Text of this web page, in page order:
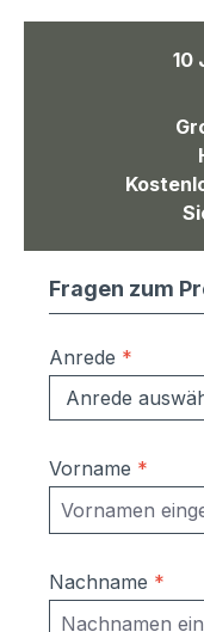
10
Fragen zum
Anrede *
Vorname *
Nachname *